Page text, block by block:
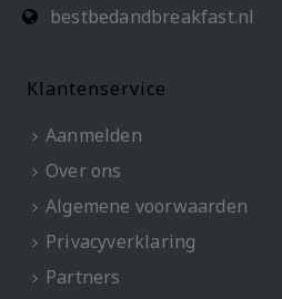
bestbedandbreakfast.nl
Klantenservice
Aanmelden
Over ons
Algemene voorwaarden
Privacyverklaring
Partners